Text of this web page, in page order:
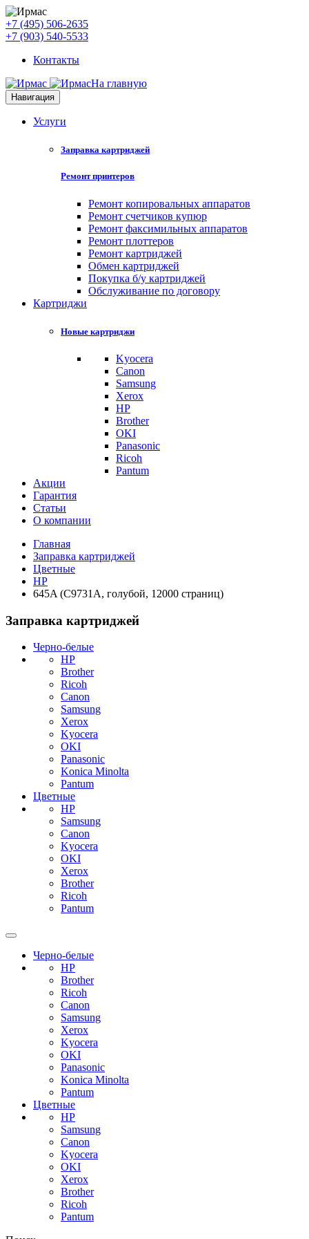
+7 (495) 506-2635
+7 (903) 540-5533
Контакты
На главную
Навигация
Услуги
Заправка картриджей
Ремонт принтеров
Ремонт копировальных аппаратов
Ремонт счетчиков купюр
Ремонт факсимильных аппаратов
Ремонт плоттеров
Ремонт картриджей
Обмен картриджей
Покупка б/у картриджей
Обслуживание по договору
Картриджи
Новые картриджи
Kyocera
Canon
Samsung
Xerox
HP
Brother
OKI
Panasonic
Ricoh
Pantum
Акции
Гарантия
Статьи
О компании
Главная
Заправка картриджей
Цветные
HP
645A (C9731A, голубой, 12000 страниц)
Заправка картриджей
Черно-белые
HP
Brother
Ricoh
Canon
Samsung
Xerox
Kyocera
OKI
Panasonic
Konica Minolta
Pantum
Цветные
HP
Samsung
Canon
Kyocera
OKI
Xerox
Brother
Ricoh
Pantum
Черно-белые
HP
Brother
Ricoh
Canon
Samsung
Xerox
Kyocera
OKI
Panasonic
Konica Minolta
Pantum
Цветные
HP
Samsung
Canon
Kyocera
OKI
Xerox
Brother
Ricoh
Pantum